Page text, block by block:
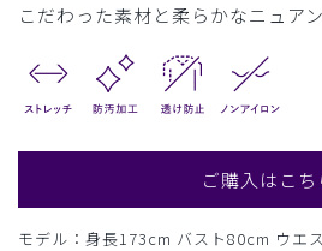
こだわった素材と柔らかなニュア
ご購入はこち
モデル：身長173cm バスト80cm ウエ